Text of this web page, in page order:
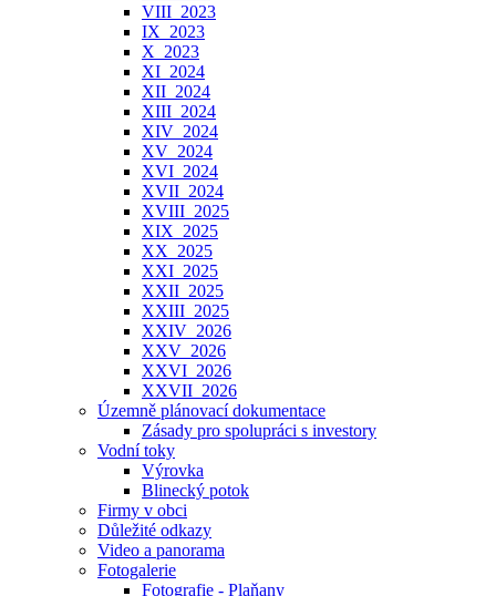
VIII_2023
IX_2023
X_2023
XI_2024
XII_2024
XIII_2024
XIV_2024
XV_2024
XVI_2024
XVII_2024
XVIII_2025
XIX_2025
XX_2025
XXI_2025
XXII_2025
XXIII_2025
XXIV_2026
XXV_2026
XXVI_2026
XXVII_2026
Územně plánovací dokumentace
Zásady pro spolupráci s investory
Vodní toky
Výrovka
Blinecký potok
Firmy v obci
Důležité odkazy
Video a panorama
Fotogalerie
Fotografie - Plaňany